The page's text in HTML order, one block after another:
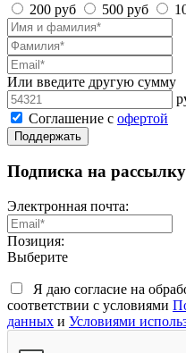
200 руб 500 руб
Или введите другую сумму
Соглашение с офертой
Поддержать
Подписка на
Электронная почта:
Позиция:
Выберите
Я даю согласие на
соответствии с условиями
данных и Условиями